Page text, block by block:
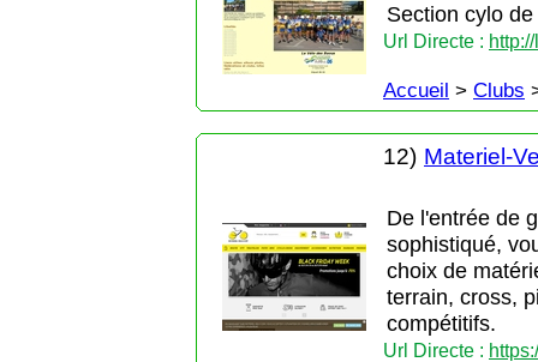
Section cylo
Url Directe :
Accueil > Clubs
12) Materiel-
De l'entrée de
sophistiqué,
choix de
terrain, cross,
compétitifs.
Url Directe :